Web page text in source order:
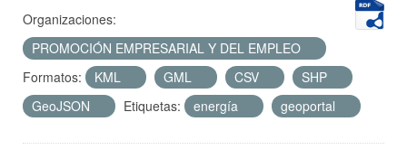
Organizaciones:
PROMOCIÓN EMPRESARIAL Y DEL EMPLEO
Formatos:
KML GML CSV
SHP
GeoJSON
Etiquetas: energía geoportal